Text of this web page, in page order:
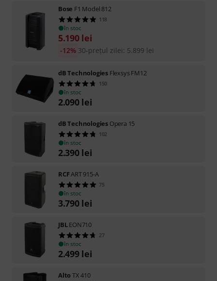
Bose F1 Model 812
118
în stoc
5.190 lei
30-prețul zilei: 5.899 lei
-12%
dB Technologies Flexsys FM12
150
în stoc
2.090 lei
dB Technologies Opera 15
102
în stoc
2.390 lei
RCFART 915-A
75
în stoc
3.790 lei
JBLEON710
27
în stoc
2.499 lei
AltoTX 410